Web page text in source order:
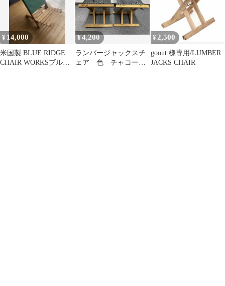
¥ 14,000
米国製 BLUE RIDGE
CHAIR WORKSブルー
¥4,200
ランバージャックスチ
ェア 色 チャコール
¥ 2,500
goout 様専用/LUMBER
JACKS CHAIR